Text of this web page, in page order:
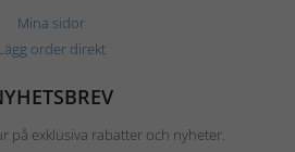
Mina sidor
order direkt
på exklusiva rabatter och nyheter.